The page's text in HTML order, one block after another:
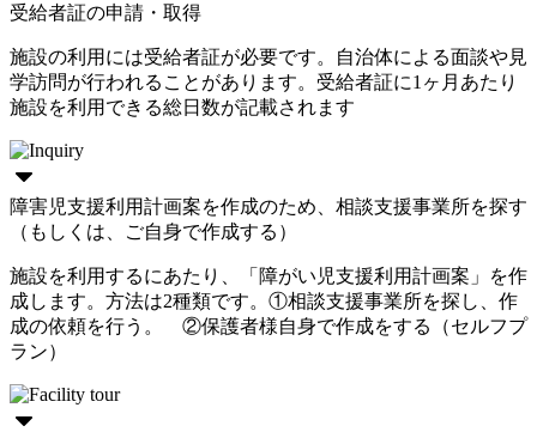
受給者証の申請・取得
施設の利用には受給者証が必要です。自治体による面談や見
学訪問が行われることがあります。受給者証に1ヶ月あたり
施設を利用できる総日数が記載されます
障害児支援利用計画案を作成のため、相談支援事業所を探す
（もしくは、ご自身で作成する）
施設を利用するにあたり、「障がい児支援利用計画案」を作
成します。方法は2種類です。①相談支援事業所を探し、作
成の依頼を行う。 ②保護者様自身で作成をする（セルフプ
ラン）